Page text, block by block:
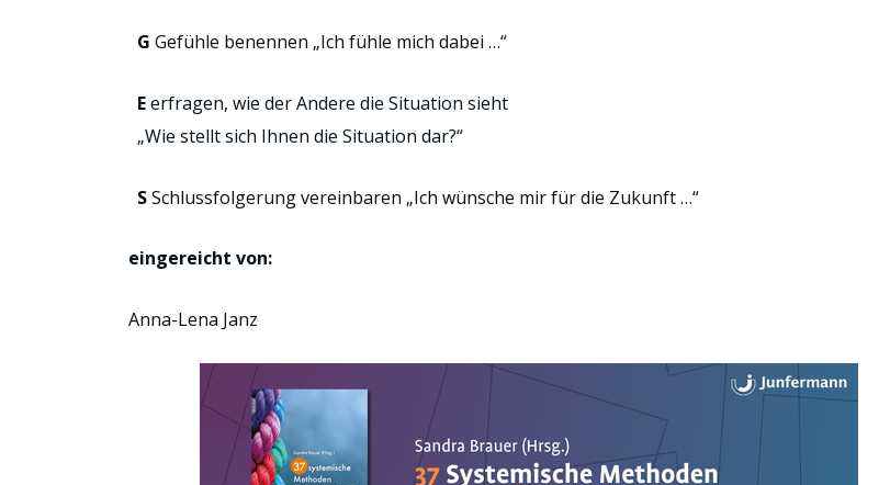
G Gefühle benennen „Ich fühle mich dabei …“
Eerfragen, wie der Andere die Situation sieht
„Wie stellt sich Ihnen die Situation dar?“
SSchlussfolgerung vereinbaren „Ich wünsche mir für die Zukunft …“
eingereicht von:
Anna-Lena Janz